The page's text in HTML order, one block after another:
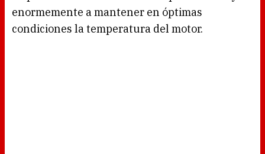
enormemente a mantener en óptimas
condiciones la temperatura del motor.